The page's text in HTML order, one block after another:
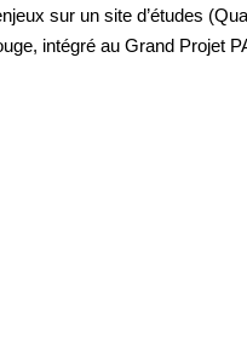
sur un site d’études
intégré au Grand Projet